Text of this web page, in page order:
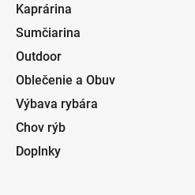
Kaprárina
Sumčiarina
Outdoor
Oblečenie a Obuv
Výbava rybára
Chov rýb
Doplnky